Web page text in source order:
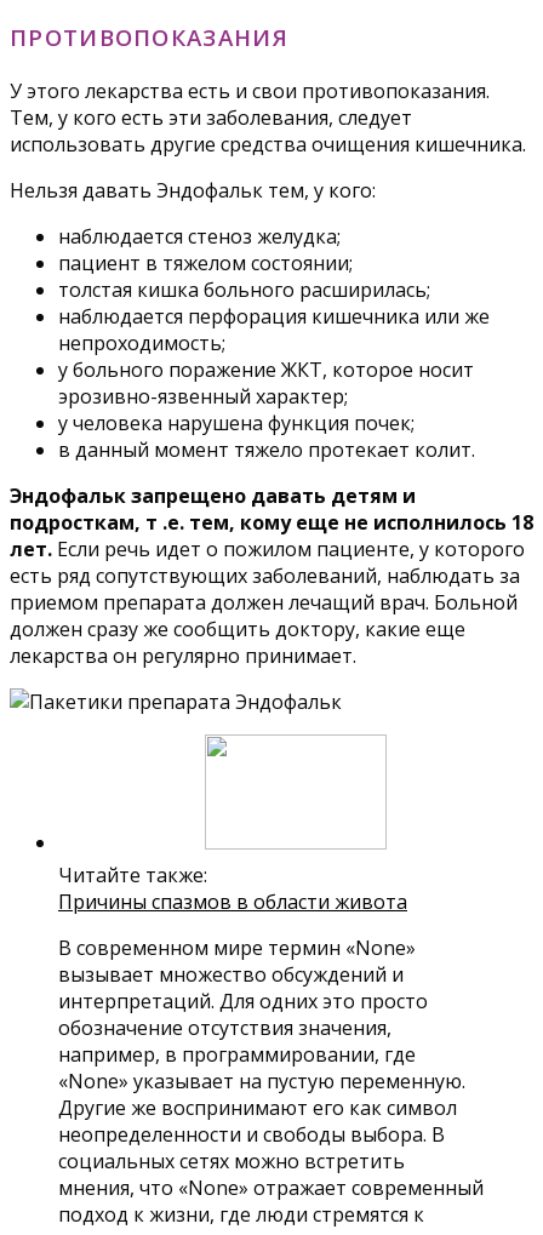
ПРОТИВОПОКАЗАНИЯ
У этого лекарства есть и свои противопоказания.
Тем, у кого есть эти заболевания, следует
использовать другие средства очищения кишечника.
Нельзя давать Эндофальк тем, у кого:
наблюдается стеноз желудка;
пациент в тяжелом состоянии;
толстая кишка больного расширилась;
наблюдается перфорация кишечника или же
непроходимость;
у больного поражение ЖКТ, которое носит
эрозивно-язвенный характер;
у человека нарушена функция почек;
в данный момент тяжело протекает колит.
Эндофальк запрещено давать детям и
подросткам, т .е. тем, кому еще не исполнилось 18
лет. Если речь идет о пожилом пациенте, у которого
есть ряд сопутствующих заболеваний, наблюдать за
приемом препарата должен лечащий врач. Больной
должен сразу же сообщить доктору, какие еще
лекарства он регулярно принимает.
Читайте также:
Причины спазмов в области живота
В современном мире термин «None»
вызывает множество обсуждений и
интерпретаций. Для одних это просто
обозначение отсутствия значения,
например, в программировании, где
«None» указывает на пустую переменную.
Другие же воспринимают его как символ
неопределенности и свободы выбора. В
социальных сетях можно встретить
мнения, что «None» отражает современный
подход к жизни, где люди стремятся к